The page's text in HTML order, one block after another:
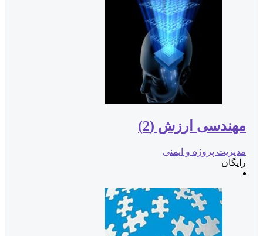
مهندسی ارزش (2)
مدیریت پروژه و ایمنی
رایگان